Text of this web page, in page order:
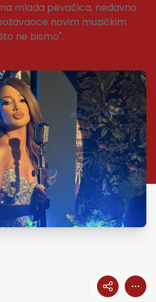
mlada pevačica, nedavno
novim muzičkim
ne bismo".